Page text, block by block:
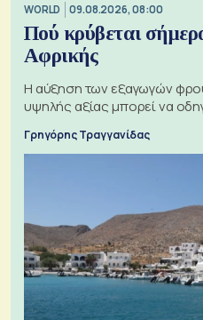
WORLD 09.08.2026, 08:00
Πού κρύβεται
Αφρικής
Η αύξηση των εξαγωγών
υψηλής αξίας μπορεί να
Γρηγόρης Τραγγανίδας